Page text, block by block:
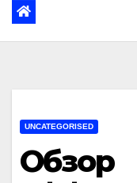
UNCATEGORISED
Обзор